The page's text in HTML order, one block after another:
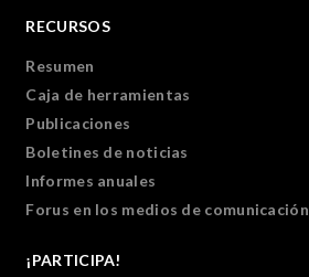
RECURSOS
Resumen
Caja de herramientas
Publicaciones
Boletines de noticias
Informes anuales
Forus en los medios de comunicación
¡PARTICIPA!